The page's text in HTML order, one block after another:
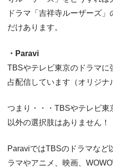
ドラマ「吉祥寺ルーザーズ
だけあります。
・Paravi
TBSやテレビ東京のドラマ
占配信しています（オリジナ
つまり・・・TBSやテレビ東
以外の選択肢はありません！
ParaviではTBSのドラマなど
ラマやアニメ、映画、